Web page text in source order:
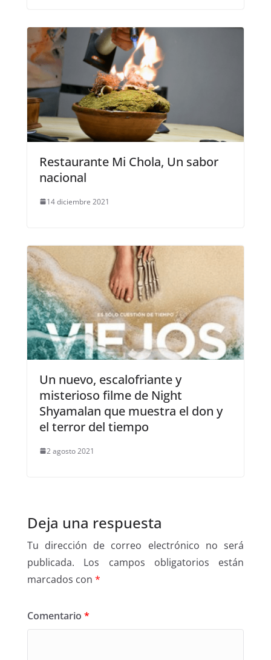
Restaurante Mi Chola, Un sabor
nacional
14 diciembre 2021
Un nuevo, escalofriante y
misterioso filme de Night
Shyamalan que muestra el don y
el terror del tiempo
2 agosto 2021
Deja una respuesta
Tu dirección de correo electrónico no será
publicada.
Los campos obligatorios están
marcados con *
Comentario *